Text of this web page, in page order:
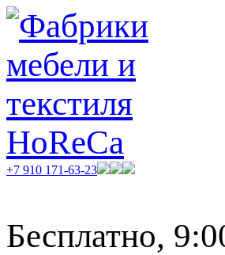
+7 910 171-63-23
Бесплатно,